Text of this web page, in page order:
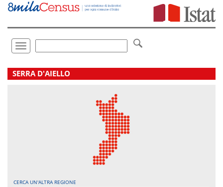
Vai
direttamente
Toggle
navigation
.
SERRA D'AIELLO
CERCA UN'ALTRA REGIONE